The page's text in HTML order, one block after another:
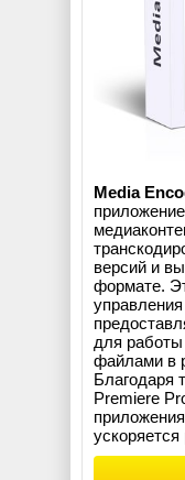
Media
версий и
формате.
для
файлами в
Благодаря
Premiere